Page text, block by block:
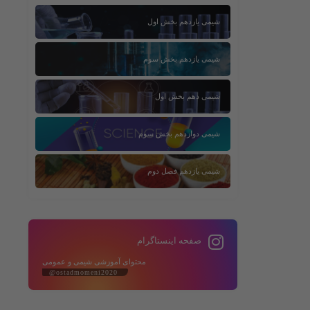
شیمی یازدهم بخش اول
شیمی یازدهم بخش سوم
شیمی دهم بخش اول
شیمی دوازدهم بخش سوم
شیمی یازدهم فصل دوم
صفحه اینستاگرام
محتوای آموزشی شیمی و عمومی
@ostadmomeni2020